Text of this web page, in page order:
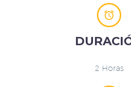


2 Horas